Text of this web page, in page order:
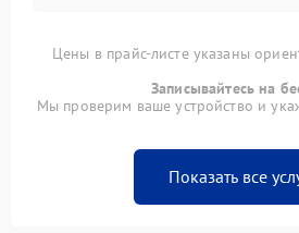
Цены в прайс-листе указаны
Записывайтесь на
Мы проверим ваше устройство и
Показать все